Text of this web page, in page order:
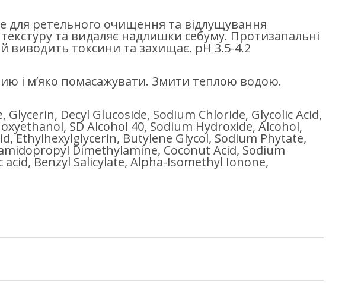
ретельного очищення та відлущування
та видаляє надлишки себуму. Протизапальні
виводить токсини та захищає. pH 3.5-4.2
і м’яко помасажувати. Змити теплою водою.
Decyl Glucoside, Sodium Chloride, Glycolic Acid,
SD Alcohol 40, Sodium Hydroxide, Alcohol,
Ethylhexylglycerin, Butylene Glycol, Sodium Phytate,
Dimethylamine, Coconut Acid, Sodium
Benzyl Salicylate, Alpha-Isomethyl Ionone,